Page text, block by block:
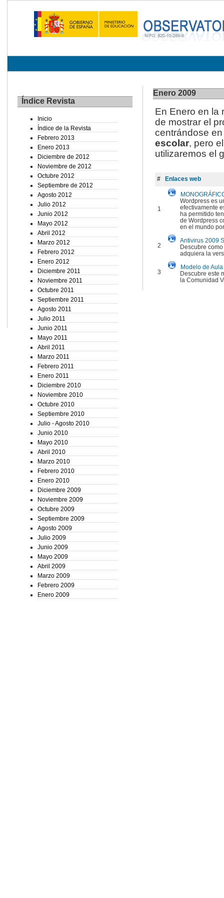
Índice Revista
Inicio
Índice de la Revista
Febrero 2013
Enero 2013
Diciembre de 2012
Noviembre de 2012
Octubre 2012
Septiembre de 2012
Agosto 2012
Julio 2012
Junio 2012
Mayo 2012
Abril 2012
Marzo 2012
Febrero 2012
Enero 2012
Diciembre 2011
Noviembre 2011
Octubre 2011
Septiembre 2011
Agosto 2011
Julio 2011
Junio 2011
Mayo 2011
Abril 2011
Marzo 2011
Febrero 2011
Enero 2011
Diciembre 2010
Noviembre 2010
Octubre 2010
Septiembre 2010
Julio - Agosto 2010
Junio 2010
Mayo 2010
Abril 2010
Marzo 2010
Febrero 2010
Enero 2010
Diciembre 2009
Noviembre 2009
Octubre 2009
Septiembre 2009
Agosto 2009
Julio 2009
Junio 2009
Mayo 2009
Abril 2009
Marzo 2009
Febrero 2009
Enero 2009
Enero 2009
En Enero en la
de mostrar el
centrándose
escolar, pero
utilizaremos el
# Enlaces web
1
Wordpress es
efectivamente
ha permitido
de Wordpress
en el mundo
2
Antivirus 2009
Descubre
adquiera la
3
Modelo de
Descubre este
la Comunidad